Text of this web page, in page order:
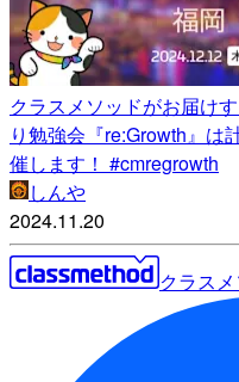
クラスメソッドがお届け
り勉強会『re:Growth』は
催します！ #cmregrowth
しんや
2024.11.20
クラス